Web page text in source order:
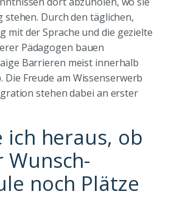
Durch den täglichen,
mit der Sprache und die gezielte
Pädagogen bauen
Barrieren meist innerhalb
Freude am Wissenserwerb
stehen dabei an erster
ich heraus, ob
noch Plätze